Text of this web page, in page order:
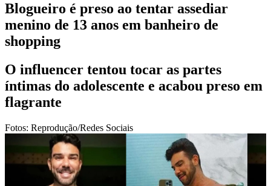
Blogueiro é preso ao tentar assediar
menino de 13 anos em banheiro de
shopping
O influencer tentou tocar as partes
íntimas do adolescente e acabou preso em
flagrante
Fotos: Reprodução/Redes Sociais